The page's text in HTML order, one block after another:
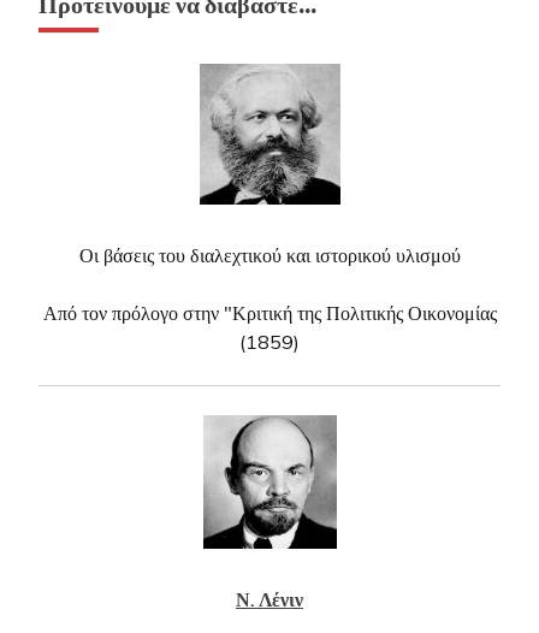
Οι βάσεις του διαλεχτικού και ιστορικού υλισμού
Από τον πρόλογο στην "Κριτική της Πολιτικής Οικονομίας
(1859)
Ν. Λένιν